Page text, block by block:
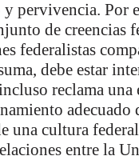
pervivencia. Por
de creencias
federalistas
debe estar
reclama una
adecuado
una cultura
entre la